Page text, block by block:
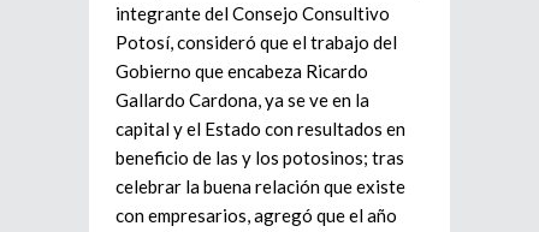
integrante del Consejo Consultivo
Potosí, consideró que el trabajo del
Gobierno que encabeza Ricardo
Gallardo Cardona, ya se ve en la
capital y el Estado con resultados en
beneficio de las y los potosinos; tras
celebrar la buena relación que existe
con empresarios, agregó que el año